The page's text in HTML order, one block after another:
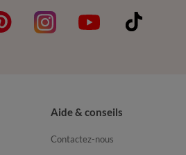
Aide & conseils
Contactez-nous